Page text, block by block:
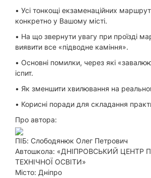
• Усі тонкощі екзаменаційних
конкретно у Вашому місті.
• На що звернути увагу при проїзді
виявити все «підводне каміння».
• Основні помилки, через які
іспит.
• Як зменшити хвилювання на
• Корисні поради для складання
Про автора:
ПІБ: Слободянюк Олег Петрович
Автошкола: «ДНІПРОВСЬКИЙ ЦЕНТР
ТЕХНІЧНОЇ ОСВІТИ»
Місто: Дніпро